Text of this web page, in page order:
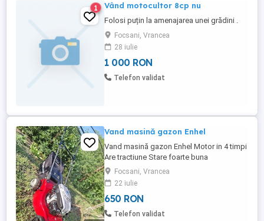
1 Vând motocultor 8cp nu
Folosi puțin la amenajarea unei grădini .
Focsani, Vrancea
28 iulie
1 000 RON
Telefon validat
Vand masină gazon Enhel
Vand masină gazon Enhel Motor in 4 timpi
Are tractiune Stare foarte buna
de.funcționare
Focsani, Vrancea
22 iulie
650 RON
Telefon validat